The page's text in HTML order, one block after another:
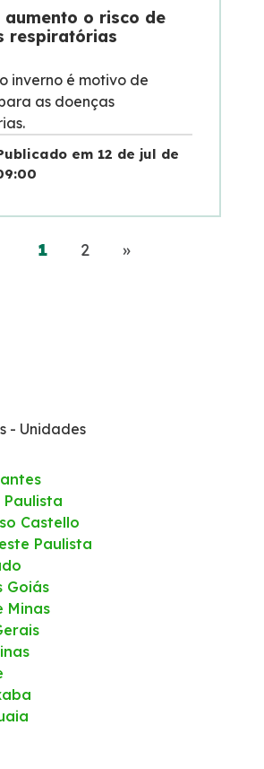
o risco de
respiratórias
inverno é motivo de
as doenças
em 12 de jul de
1(current)
2 »Próximo
Paulista
Castello
Paulista
Goiás
Minas